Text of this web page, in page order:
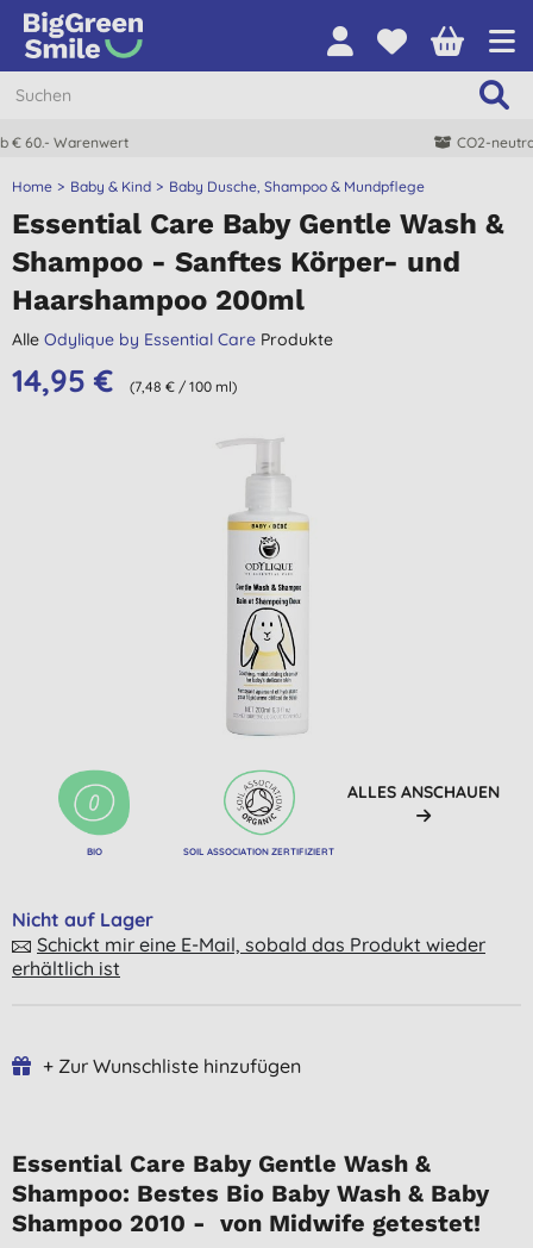
Home Baby & Kind Baby Dusche, Shampoo & Mundpflege
Essential Care Baby Gentle Wash &
Shampoo - Sanftes Körper- und
Haarshampoo 200ml
Alle Odylique by Essential Care Produkte
14,95 € (7,48 € / 100 ml)
BIO SOIL ASSOCIATION ZERTIFIZIERT
ALLES ANSCHAUEN
Nicht auf Lager
Schickt mir eine E-Mail, sobald das Produkt wieder
erhältlich ist
+ Zur Wunschliste hinzufügen
Essential Care Baby Gentle Wash &
Shampoo: Bestes Bio Baby Wash & Baby
Shampoo 2010 - von Midwife getestet!